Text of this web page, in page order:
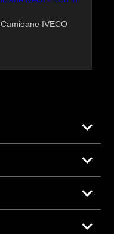
Camioane IVECO